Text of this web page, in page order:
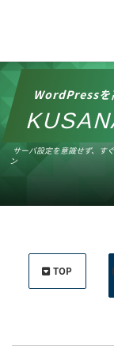
WordPressを
サーバ設定を意識せず、す
ン
TOP